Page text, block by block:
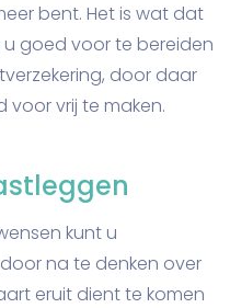
bent. Het is wat dat
goed voor te bereiden
door daar
voor vrij te maken.
kunt u
na te denken over
eruit dient te komen